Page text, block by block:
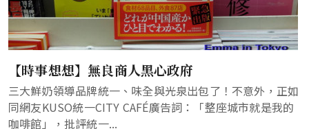
【時事想想】無良商人黑心政府
三大鮮奶領導品牌統一、味全與光泉出包了！不意外，正如
同網友KUSO統一CITY CAFÉ廣告詞：「整座城市就是我的
咖啡館」，批評統一...